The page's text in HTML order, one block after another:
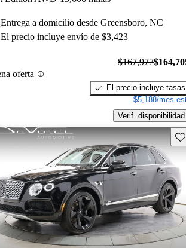
Entrega a domicilio desde Greensboro, NC
El precio incluye envío de $3,423
oferta
$167,977
El precio incluye tasas
$5,188/mes
Verif. disponibilidad
Aviso